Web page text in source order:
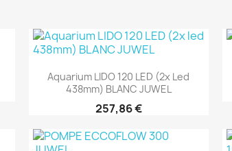
 Aperçu rapide
Aquarium LIDO 120 LED (2x Led
438mm) BLANC JUWEL
257,86 €